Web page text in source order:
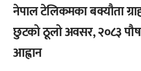
नेपाल टेलिकमका बक्यौता
छुटको ठूलो अवसर, २०८३ पौष
आह्वान